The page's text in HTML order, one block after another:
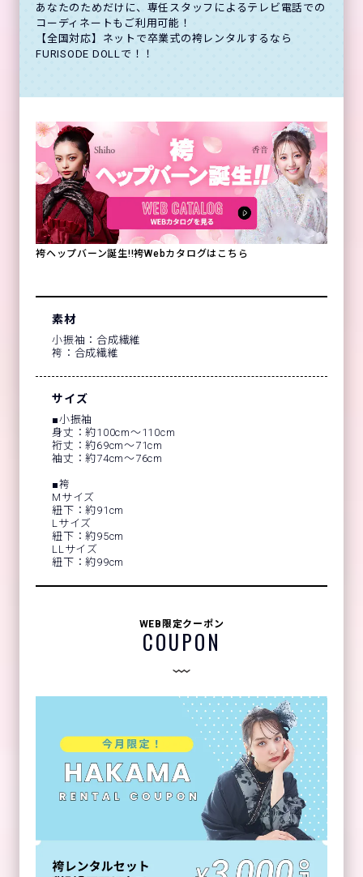
あなたのためだけに、専任スタッフによるテレビ電話での
コーディネートもご利用可能！
【全国対応】ネットで卒業式の袴レンタルするなら
FURISODE DOLLで！！
袴ヘップバーン誕生!!袴Webカタログはこちら
素材
小振袖：合成繊維
袴：合成繊維
サイズ
■小振袖
身丈：約100cm～110cm
裄丈：約69cm～71cm
袖丈：約74cm～76cm
■袴
Mサイズ
紐下：約91cm
Lサイズ
紐下：約95cm
LLサイズ
紐下：約99cm
WEB限定クーポン
COUPON